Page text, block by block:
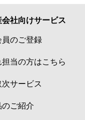
社向けサービス
のご登録
当の方はこちら
サービス
ご紹介